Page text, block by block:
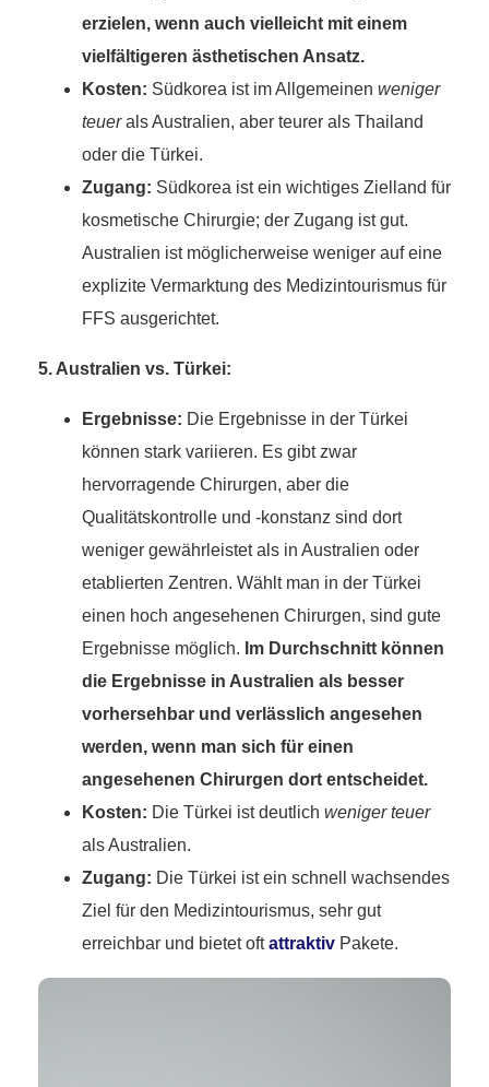
erzielen, wenn auch vielleicht mit einem
vielfältigeren ästhetischen Ansatz.
Kosten: Südkorea ist im Allgemeinen weniger
teuerals Australien, aber teurer als Thailand
oder die Türkei.
Zugang: Südkorea ist ein wichtiges Zielland für
kosmetische Chirurgie; der Zugang ist gut.
Australien ist möglicherweise weniger auf eine
explizite Vermarktung des Medizintourismus für
FFS ausgerichtet.
5. Australien vs. Türkei:
Ergebnisse: Die Ergebnisse in der Türkei
können stark variieren. Es gibt zwar
hervorragende Chirurgen, aber die
Qualitätskontrolle und -konstanz sind dort
weniger gewährleistet als in Australien oder
etablierten Zentren. Wählt man in der Türkei
einen hoch angesehenen Chirurgen, sind gute
Ergebnisse möglich. Im Durchschnitt können
die Ergebnisse in Australien als besser
vorhersehbar und verlässlich angesehen
werden, wenn man sich für einen
angesehenen Chirurgen dort entscheidet.
Kosten: Die Türkei ist deutlich weniger teuer
als Australien.
Zugang: Die Türkei ist ein schnell wachsendes
Ziel für den Medizintourismus, sehr gut
erreichbar und bietet oftattraktiv Pakete.